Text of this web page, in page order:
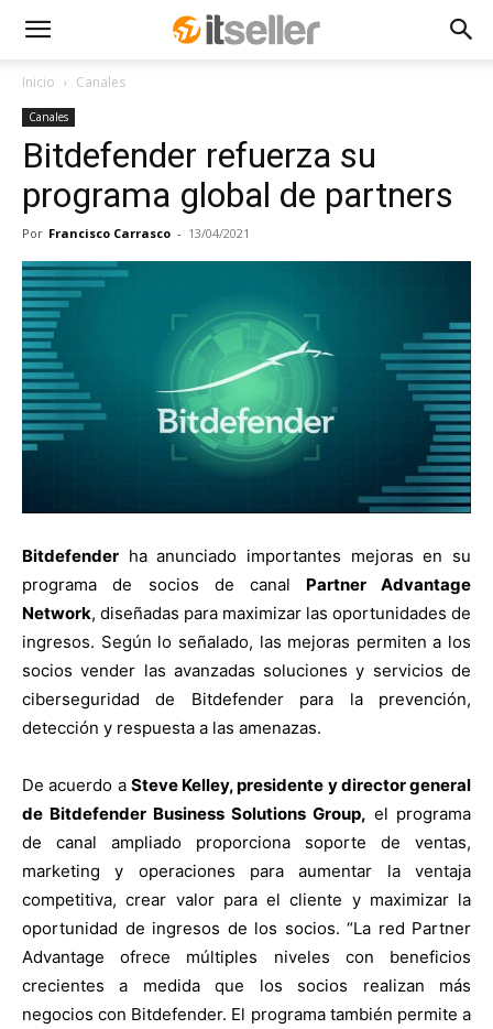
Inicio Canales
Canales
Bitdefender refuerza su
programa global de partners
Por Francisco Carrasco - 13/04/2021
Bitdefender ha anunciado importantes mejoras en su
programa de socios de canal Partner Advantage
Network, diseñadas para maximizar las oportunidades de
ingresos. Según lo señalado, las mejoras permiten a los
socios vender las avanzadas soluciones y servicios de
ciberseguridad de Bitdefender para la prevención,
detección y respuesta a las amenazas.
De acuerdo a Steve Kelley, presidente y director general
de Bitdefender Business Solutions Group, el programa
de canal ampliado proporciona soporte de ventas,
marketing y operaciones para aumentar la ventaja
competitiva, crear valor para el cliente y maximizar la
oportunidad de ingresos de los socios. “La red Partner
Advantage ofrece múltiples niveles con beneficios
crecientes a medida que los socios realizan más
negocios con Bitdefender. El programa también permite a